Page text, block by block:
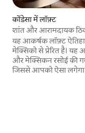
कोंडेसा में लॉफ़्ट
शांत और आरामदायक
यह आकर्षक लॉफ़्ट
मेक्सिको से प्रेरित है। यह आपको सेनोट्स की शांति
और मेक्सिकन रसोई की
जिससे आपको ऐसा